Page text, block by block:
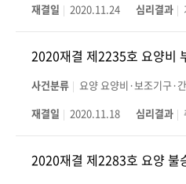
재결일
2020.11.24 심리결과
2020재결 제2235호 요양비
사건분류
요양 요양비·보조기구·
재결일
2020.11.18 심리결과
2020재결 제2283호 요양 불